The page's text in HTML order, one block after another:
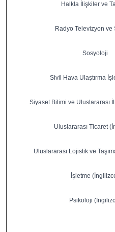
Halkla İlişkiler ve
Radyo Televizyon ve
Sosyoloji
Sivil Hava Ulaştırma
Siyaset Bilimi ve Uluslararası
Uluslararası Ticaret
Uluslararası Lojistik ve
İşletme
Psikoloji